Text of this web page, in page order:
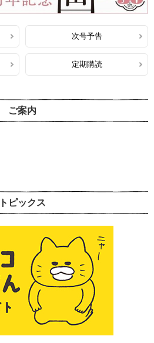
次号予告
定期購読
ご案内
トピックス